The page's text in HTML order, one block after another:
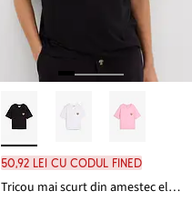
50,92 lei cu codul FINED
Tricou mai scurt din amestec elastic de viscoză